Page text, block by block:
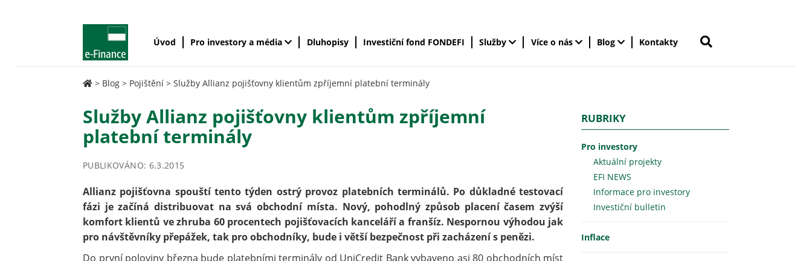
Úvod Pro investory a média Dluhopisy Investiční fond FONDEFI Služby Více o nás Blog Kontakty
> Blog > Pojištění > Služby Allianz pojišťovny klientům zpříjemní platební terminály
Služby Allianz pojišťovny klientům zpříjemní
platební terminály
PUBLIKOVÁNO: 6.3.2015
Allianz pojišťovna spouští tento týden ostrý provoz platebních terminálů. Po důkladné testovací
fázi je začíná distribuovat na svá obchodní místa. Nový, pohodlný způsob placení časem zvýší
komfort klientů ve zhruba 60 procentech pojišťovacích kanceláří a franšíz. Nespornou výhodou jak
pro návštěvníky přepážek, tak pro obchodníky, bude i větší bezpečnost při zacházení s penězi.
Do první poloviny března bude platebními terminály od UniCredit Bank vybaveno asi 80 obchodních míst
RUBRIKY
Pro investory
Aktuální projekty
EFI NEWS
Informace pro investory
Investiční bulletin
Inflace